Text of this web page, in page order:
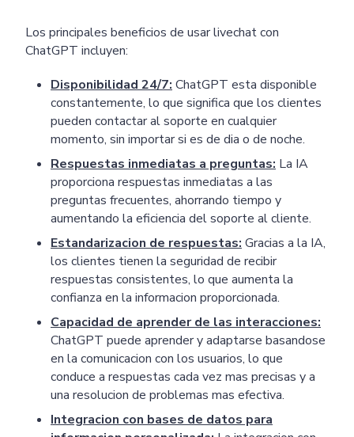
Los principales beneficios de usar livechat con
ChatGPT incluyen:
Disponibilidad 24/7: ChatGPT esta disponible
constantemente, lo que significa que los clientes
pueden contactar al soporte en cualquier
momento, sin importar si es de dia o de noche.
Respuestas inmediatas a preguntas: La IA
proporciona respuestas inmediatas a las
preguntas frecuentes, ahorrando tiempo y
aumentando la eficiencia del soporte al cliente.
Estandarizacion de respuestas: Gracias a la IA,
los clientes tienen la seguridad de recibir
respuestas consistentes, lo que aumenta la
confianza en la informacion proporcionada.
Capacidad de aprender de las interacciones:
ChatGPT puede aprender y adaptarse basandose
en la comunicacion con los usuarios, lo que
conduce a respuestas cada vez mas precisas y a
una resolucion de problemas mas efectiva.
Integracion con bases de datos para